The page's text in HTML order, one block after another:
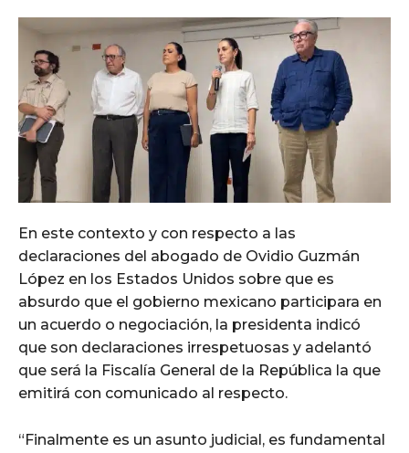
En este contexto y con respecto a las
declaraciones del abogado de Ovidio Guzmán
López en los Estados Unidos sobre que es
absurdo que el gobierno mexicano participara en
un acuerdo o negociación, la presidenta indicó
que son declaraciones irrespetuosas y adelantó
que será la Fiscalía General de la República la que
emitirá con comunicado al respecto.
“Finalmente es un asunto judicial, es fundamental